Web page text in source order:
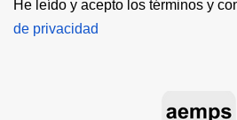
He leído y acepto los términos y
de privacidad